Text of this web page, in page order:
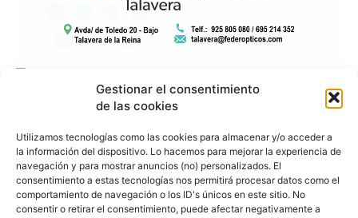
Gestionar el consentimiento
de las cookies
Utilizamos tecnologías como las cookies para almacenar y/o acceder a
la información del dispositivo. Lo hacemos para mejorar la experiencia de
navegación y para mostrar anuncios (no) personalizados. El
consentimiento a estas tecnologías nos permitirá procesar datos como el
comportamiento de navegación o los ID's únicos en este sitio. No
consentir o retirar el consentimiento, puede afectar negativamente a